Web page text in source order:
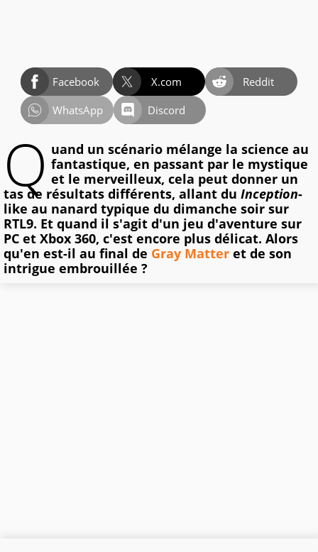
Facebook X.com
Reddit
WhatsApp
Discord
Q uand un scénario mélange la science au
fantastique, en passant par le mystique
et le merveilleux, cela peut donner un
tas de résultats différents, allant du Inception-
like au nanard typique du dimanche soir sur
RTL9. Et quand il s'agit d'un jeu d'aventure sur
PC et Xbox 360, c'est encore plus délicat. Alors
qu'en est-il au final de Gray Matter et de son
intrigue embrouillée ?